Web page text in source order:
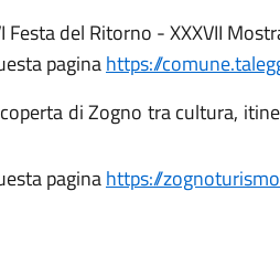
Festa del Ritorno - XXXVII
paginahttps://
di Zogno tra cultura,
paginahttps://